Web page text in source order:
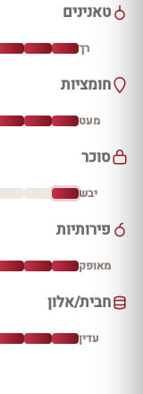
טאנינים
רך
חומציות
מעט
סוכר
יבש
פירותיות
מאופק
חבית/אלון
עדין